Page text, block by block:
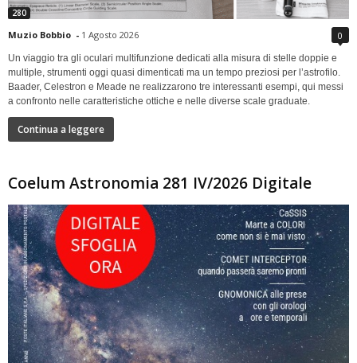
280
Muzio Bobbio - 1 Agosto 2026 0
Un viaggio tra gli oculari multifunzione dedicati alla misura di stelle doppie e
multiple, strumenti oggi quasi dimenticati ma un tempo preziosi per l’astrofilo.
Baader, Celestron e Meade ne realizzarono tre interessanti esempi, qui messi
a confronto nelle caratteristiche ottiche e nelle diverse scale graduate.
Continua a leggere
Coelum Astronomia 281 IV/2026 Digitale